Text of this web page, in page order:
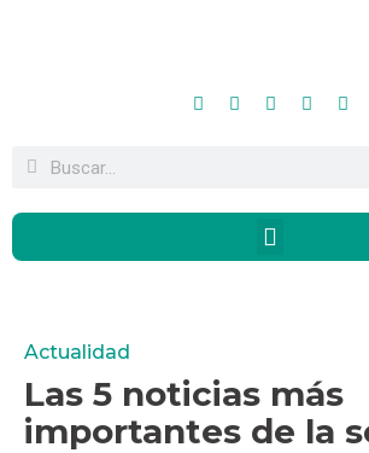
Actualidad
Las 5 noticias más
importantes de la